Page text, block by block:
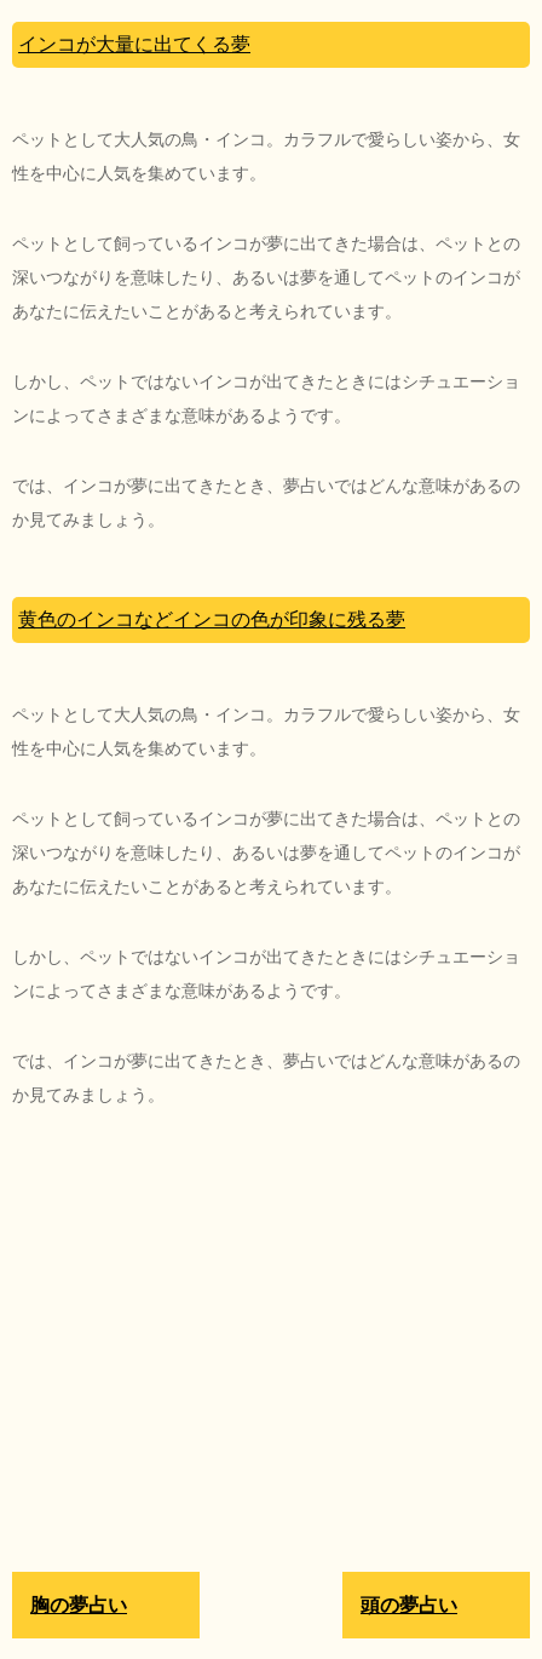
インコが大量に出てくる夢
ペットとして大人気の鳥・インコ。カラフルで愛らしい姿から、女
性を中心に人気を集めています。
ペットとして飼っているインコが夢に出てきた場合は、ペットとの
深いつながりを意味したり、あるいは夢を通してペットのインコが
あなたに伝えたいことがあると考えられています。
しかし、ペットではないインコが出てきたときにはシチュエーショ
ンによってさまざまな意味があるようです。
では、インコが夢に出てきたとき、夢占いではどんな意味があるの
か見てみましょう。
黄色のインコなどインコの色が印象に残る夢
ペットとして大人気の鳥・インコ。カラフルで愛らしい姿から、女
性を中心に人気を集めています。
ペットとして飼っているインコが夢に出てきた場合は、ペットとの
深いつながりを意味したり、あるいは夢を通してペットのインコが
あなたに伝えたいことがあると考えられています。
しかし、ペットではないインコが出てきたときにはシチュエーショ
ンによってさまざまな意味があるようです。
では、インコが夢に出てきたとき、夢占いではどんな意味があるの
か見てみましょう。
頭の夢占い
胸の夢占い